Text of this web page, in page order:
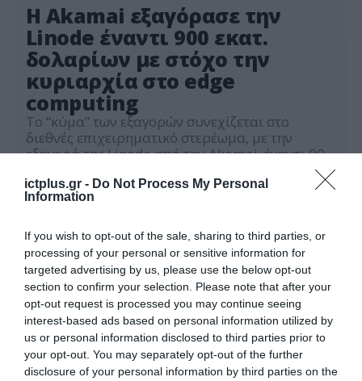
ictplus.gr - Do Not Process My Personal
Information
If you wish to opt-out of the sale, sharing to third parties, or
processing of your personal or sensitive information for
targeted advertising by us, please use the below opt-out
section to confirm your selection. Please note that after your
opt-out request is processed you may continue seeing
interest-based ads based on personal information utilized by
us or personal information disclosed to third parties prior to
your opt-out. You may separately opt-out of the further
disclosure of your personal information by third parties on the
Η Akamai εξαγόρασε την
Linode έναντι 900 εκατ.
δολαρίων με στόχο την
κυριαρχία στο edge
computing
Το “κύμα” των εξαγορών συνεχίζεται στο
διεθνές επιχειρηματικό στερέωμα, με την
εξαγορά της Linode από την Akamai, έναντι 900
εκατ. δολαρίων. Η Linode θεωρείται μια από τις
κύριες ανταγωνίστριες της Amazon στον τομέα
του edge computing και με την εξαγορά της η
κυρίαρχο της μετάβασης από το cloud στο
edge. […]